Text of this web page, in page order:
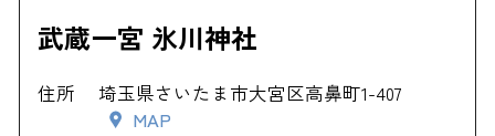
武蔵一宮 氷川神社
住所
埼玉県さいたま市大宮区高鼻町1-407
MAP